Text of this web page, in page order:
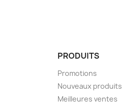
PRODUITS
Promotions
Nouveaux produits
Meilleures ventes